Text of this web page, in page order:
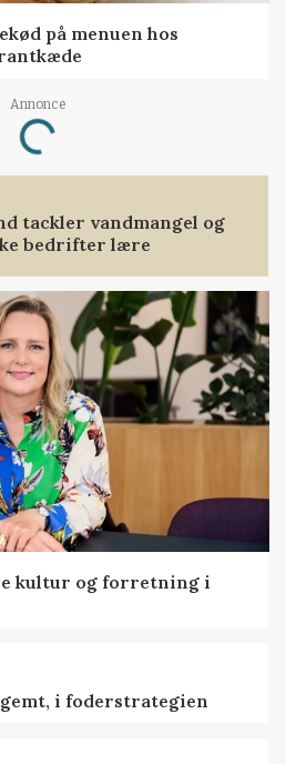
på menuen hos
Annonce
Loading...
tackler vandmangel og
bedrifter lære
kultur og forretning i
i foderstrategien